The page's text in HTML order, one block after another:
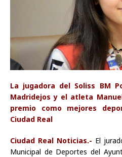
La jugadora del Soliss BM
Madridejos y el atleta
premio como mejores
Ciudad Real
Ciudad Real Noticias.- El
Municipal de Deportes del